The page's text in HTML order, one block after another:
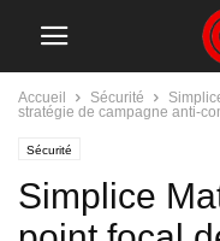
Accueil Sécurité
stratégie de campagne anti-
Sécurité
Simplice